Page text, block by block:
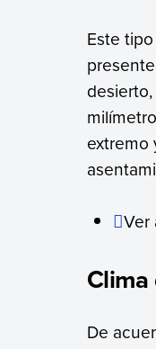
Este
extremo
Ver
De